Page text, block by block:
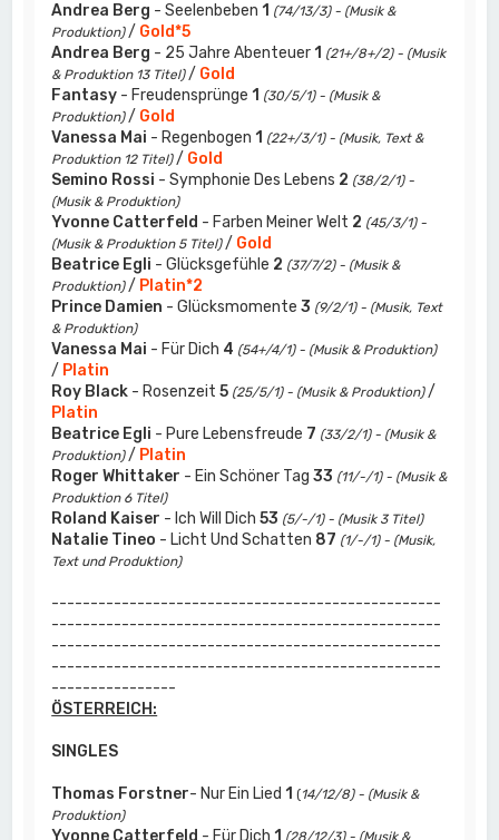
Andrea Berg - Seelenbeben 1 (74/13/3) - (Musik &
Produktion)/ Gold*5
Andrea Berg - 25 Jahre Abenteuer 1 (21+/8+/2) - (Musik
& Produktion 13 Titel)/ Gold
Fantasy - Freudensprünge 1 (30/5/1) - (Musik &
Produktion)/ Gold
Vanessa Mai - Regenbogen 1 (22+/3/1) - (Musik, Text &
Produktion 12 Titel)/ Gold
Semino Rossi - Symphonie Des Lebens 2 (38/2/1) -
(Musik & Produktion)
Yvonne Catterfeld - Farben Meiner Welt 2 (45/3/1) -
(Musik & Produktion 5 Titel)/ Gold
Beatrice Egli - Glücksgefühle 2 (37/7/2) - (Musik &
Produktion)/ Platin*2
Prince Damien - Glücksmomente3 (9/2/1) - (Musik, Text
& Produktion)
Vanessa Mai - Für Dich 4 (54+/4/1) - (Musik & Produktion)
/ Platin
Roy Black - Rosenzeit5 (25/5/1) - (Musik & Produktion)/
Platin
Beatrice Egli - Pure Lebensfreude 7 (33/2/1) - (Musik &
Produktion)/ Platin
Roger Whittaker - Ein Schöner Tag33 (11/-/1) - (Musik &
Produktion 6 Titel)
Roland Kaiser - Ich Will Dich53 (5/-/1) - (Musik 3 Titel)
Natalie Tineo - Licht Und Schatten 87 (1/-/1) - (Musik,
Text und Produktion)
--------------------------------------------------
--------------------------------------------------
--------------------------------------------------
--------------------------------------------------
----------------
ÖSTERREICH:
SINGLES
Thomas Forstner- Nur Ein Lied 1 (14/12/8) - (Musik &
Produktion)